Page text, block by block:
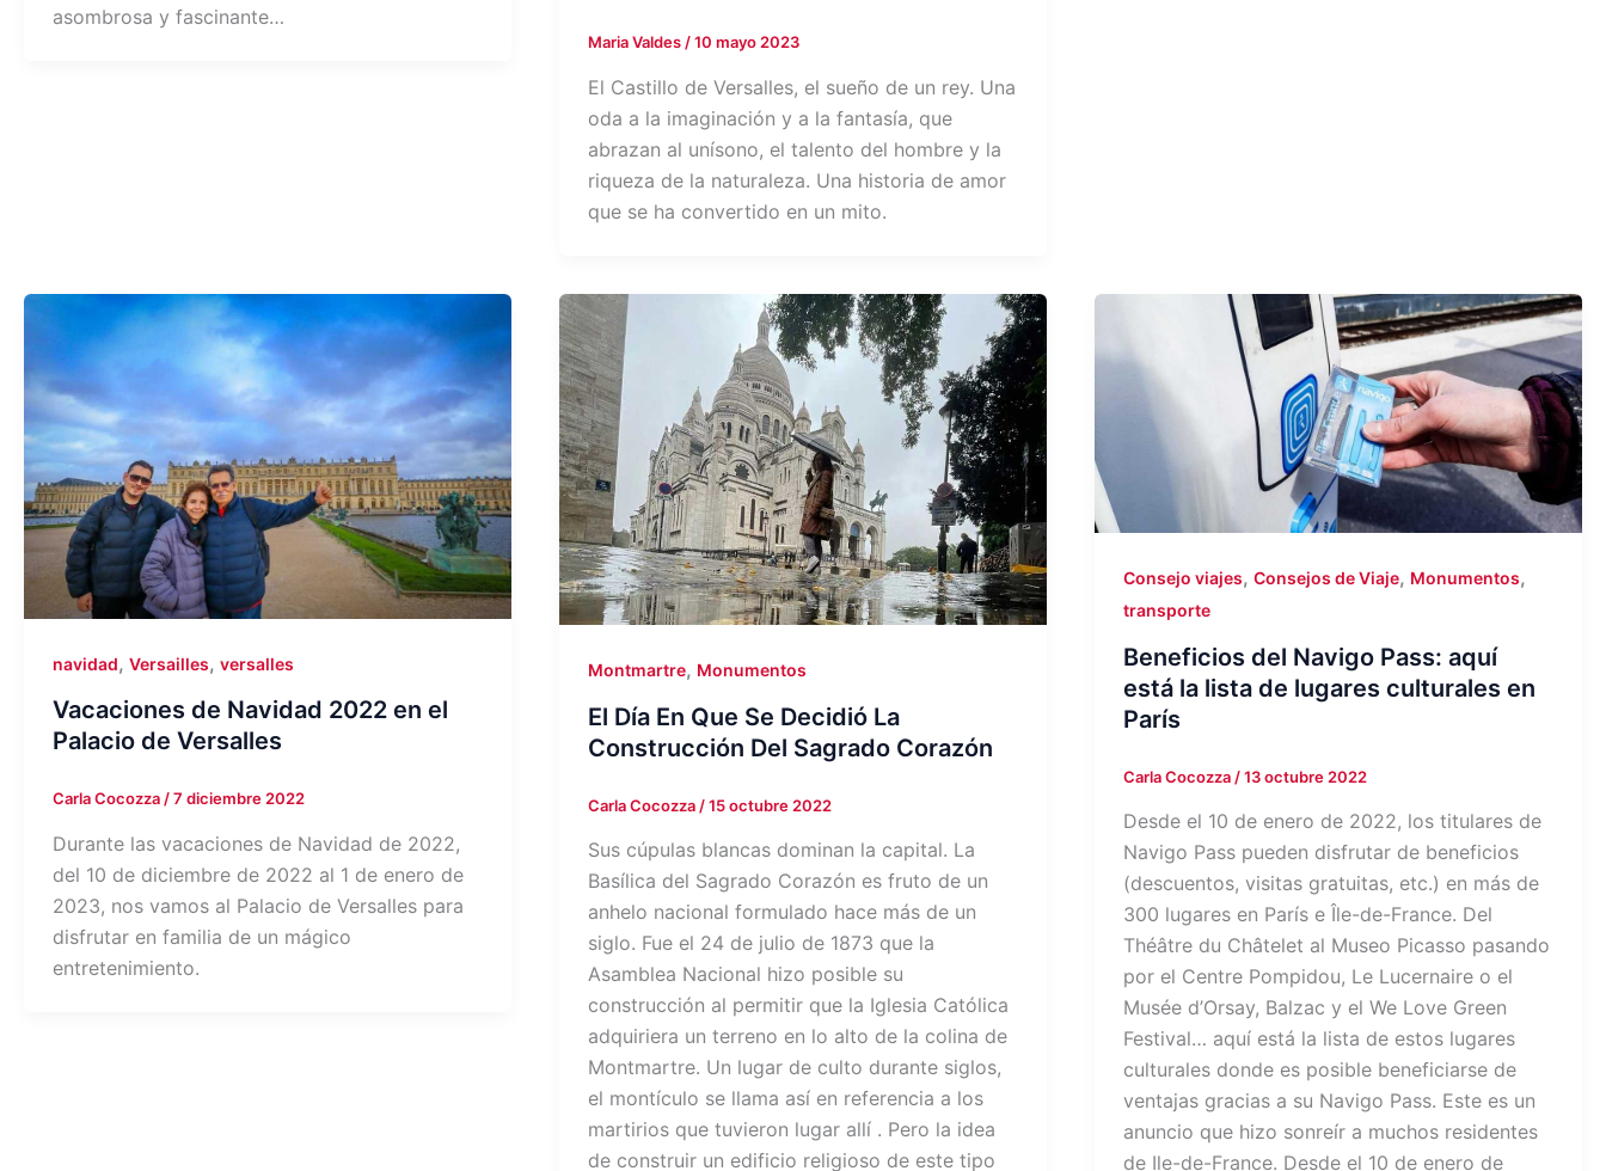
asombrosa y fascinante…
Maria Valdes /10 mayo 2023
El Castillo de Versalles, el sueño de un rey. Una
oda a la imaginación y a la fantasía, que
abrazan al unísono, el talento del hombre y la
riqueza de la naturaleza. Una historia de amor
que se ha convertido en un mito.
navidad, Versailles, versalles
Vacaciones de Navidad 2022 en el
Palacio de Versalles
Carla Cocozza/7 diciembre 2022
Durante las vacaciones de Navidad de 2022,
del 10 de diciembre de 2022 al 1 de enero de
2023, nos vamos al Palacio de Versalles para
disfrutar en familia de un mágico
entretenimiento.
Montmartre, Monumentos
El Día En Que Se Decidió La
Construcción Del Sagrado Corazón
Carla Cocozza /15 octubre 2022
Sus cúpulas blancas dominan la capital. La
Basílica del Sagrado Corazón es fruto de un
anhelo nacional formulado hace más de un
siglo. Fue el 24 de julio de 1873 que la
Asamblea Nacional hizo posible su
construcción al permitir que la Iglesia Católica
adquiriera un terreno en lo alto de la colina de
Montmartre. Un lugar de culto durante siglos,
el montículo se llama así en referencia a los
martirios que tuvieron lugar allí . Pero la idea
de construir un edificio religioso de este tipo
Consejo viajes, Consejos de Viaje, Monumentos,
transporte
Beneficios del Navigo Pass: aquí
está la lista de lugares culturales en
París
Carla Cocozza /13 octubre 2022
Desde el 10 de enero de 2022, los titulares de
Navigo Pass pueden disfrutar de beneficios
(descuentos, visitas gratuitas, etc.) en más de
300 lugares en París e Île-de-France. Del
Théâtre du Châtelet al Museo Picasso pasando
por el Centre Pompidou, Le Lucernaire o el
Musée d’Orsay, Balzac y el We Love Green
Festival… aquí está la lista de estos lugares
culturales donde es posible beneficiarse de
ventajas gracias a su Navigo Pass. Este es un
anuncio que hizo sonreír a muchos residentes
de Ile-de-France. Desde el 10 de enero de